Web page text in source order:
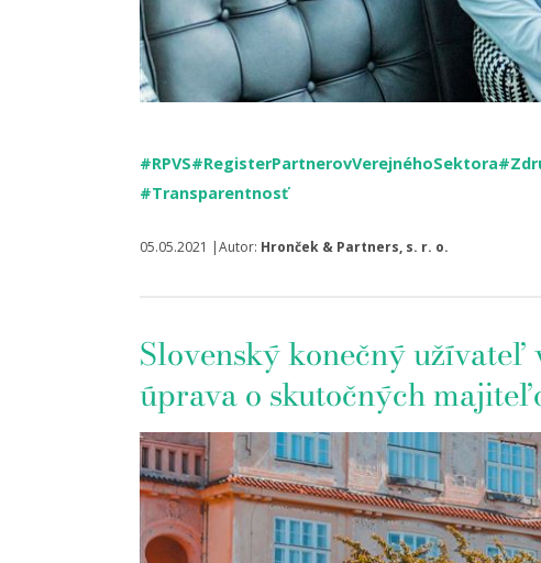
#RPVS#RegisterPartnerovVerejnéhoSektora
#Transparentnosť
05.05.2021 |Autor: Hronček & Partners, s. r. o.
Slovenský konečný užívateľ
úprava o skutočných